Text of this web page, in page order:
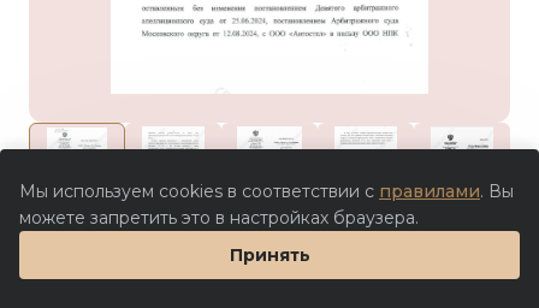
1 000 ₽
Мы используем cookies в соответствии с правилами. Вы
можете запретить это в настройках браузера.
Принять